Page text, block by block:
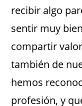
recibir algo
sentir muy
compartir
también de
hemos
profesión, y